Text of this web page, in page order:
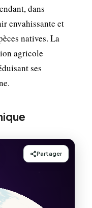
dans
envahissante et
natives. La
agricole
ses